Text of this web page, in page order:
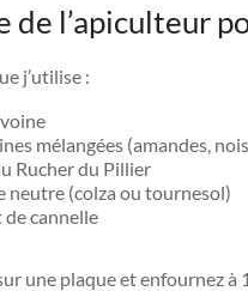
de l’apiculteur
j’utilise :
mélangées (amandes,
Rucher du Pillier
neutre (colza ou tournesol)
de cannelle
une plaque et enfournez